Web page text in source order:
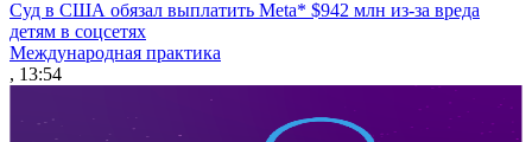
Суд в США обязал выплатить Meta* $942 млн из-за вреда
детям в соцсетях
Международная практика
, 13:54